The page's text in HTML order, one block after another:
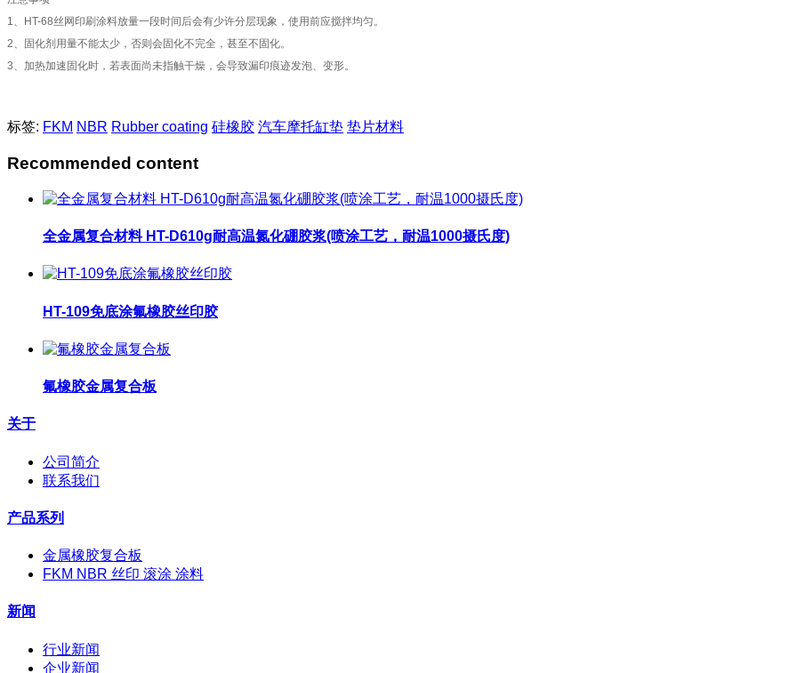
1、HT-68丝网印刷涂料放量一段时间后会有少许分层现象，使用前应搅拌均匀。
2、固化剂用量不能太少，否则会固化不完全，甚至不固化。
3、加热加速固化时，若表面尚未指触干燥，会导致漏印痕迹发泡、变形。
标签: FKM NBR Rubber coating 硅橡胶 汽车摩托缸垫 垫片材料
Recommended content
全金属复合材料 HT-D610g耐高温氮化硼胶浆(喷涂工艺，耐温1000摄氏度)
HT-109免底涂氟橡胶丝印胶
氟橡胶金属复合板
关于
公司简介
联系我们
产品系列
金属橡胶复合板
FKM NBR 丝印 滚涂 涂料
新闻
行业新闻
企业新闻